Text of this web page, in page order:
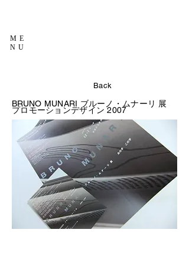
ME
NU
Back
BRUNO MUNARI ブルーノ・ムナーリ 展
プロモーションデザイン2007